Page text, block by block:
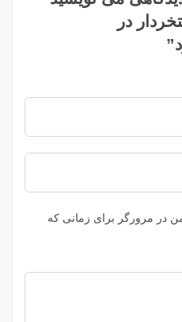
در
در مرورگر برای زمانی که